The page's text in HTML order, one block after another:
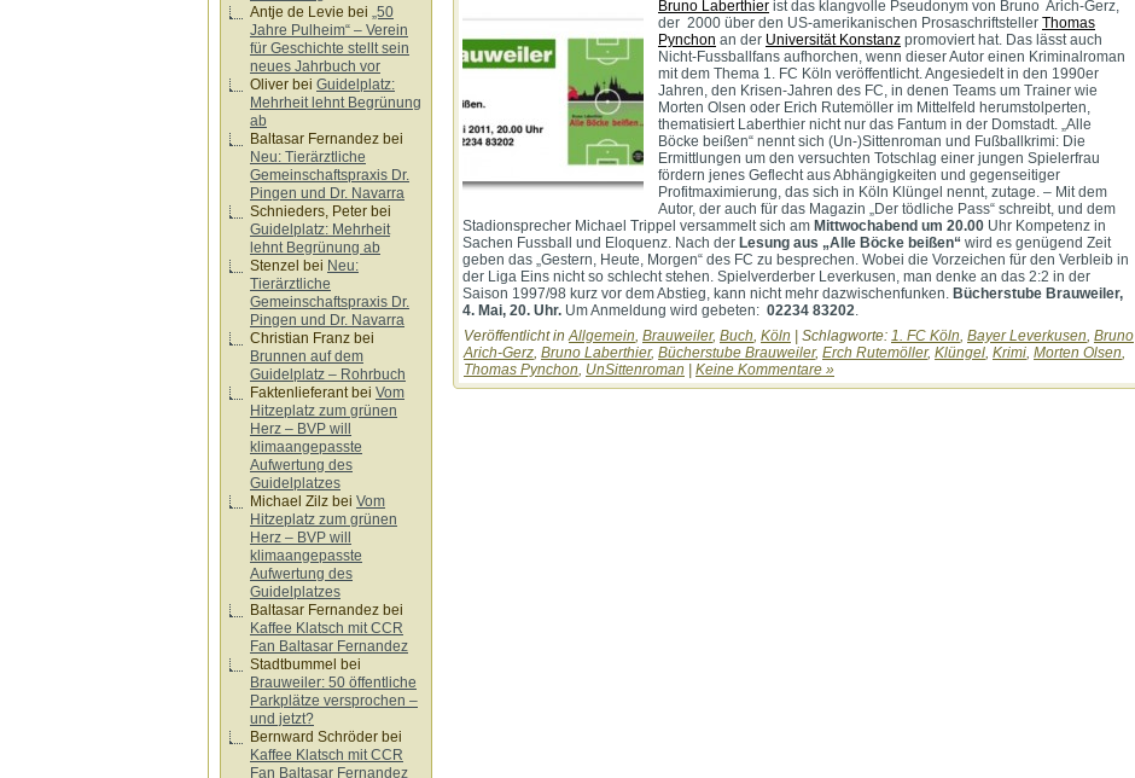
Antje de Levie bei „50
Jahre Pulheim“ – Verein
für Geschichte stellt sein
neues Jahrbuch vor
Oliver bei Guidelplatz:
Mehrheit lehnt Begrünung
ab
Baltasar Fernandez bei
Neu: Tierärztliche
Gemeinschaftspraxis Dr.
Pingen und Dr. Navarra
Schnieders, Peter bei
Guidelplatz: Mehrheit
lehnt Begrünung ab
Stenzel bei Neu:
Tierärztliche
Gemeinschaftspraxis Dr.
Pingen und Dr. Navarra
Christian Franz bei
Brunnen auf dem
Guidelplatz – Rohrbuch
Faktenlieferantbei Vom
Hitzeplatz zum grünen
Herz – BVP will
klimaangepasste
Aufwertung des
Guidelplatzes
Michael Zilz bei Vom
Hitzeplatz zum grünen
Herz – BVP will
klimaangepasste
Aufwertung des
Guidelplatzes
Baltasar Fernandez bei
Kaffee Klatsch mit CCR
Fan Baltasar Fernandez
Stadtbummel bei
Brauweiler: 50 öffentliche
Parkplätze versprochen –
und jetzt?
Bernward Schröder bei
Kaffee Klatsch mit CCR
Fan Baltasar Fernandez
Bruno Laberthier ist das klangvolle Pseudonym von Bruno Arich-Gerz,
der 2000 über den US-amerikanischen Prosaschriftsteller Thomas
Pynchon an der Universität Konstanz promoviert hat. Das lässt auch
Nicht-Fussballfans aufhorchen, wenn dieser Autor einen Kriminalroman
mit dem Thema 1. FC Köln veröffentlicht. Angesiedelt in den 1990er
Jahren, den Krisen-Jahren des FC, in denen Teams um Trainer wie
Morten Olsen oder Erich Rutemöller im Mittelfeld herumstolperten,
thematisiert Laberthier nicht nur das Fantum in der Domstadt. „Alle
Böcke beißen“ nennt sich (Un-)Sittenroman und Fußballkrimi: Die
Ermittlungen um den versuchten Totschlag einer jungen Spielerfrau
fördern jenes Geflecht aus Abhängigkeiten und gegenseitiger
Profitmaximierung, das sich in Köln Klüngel nennt, zutage. – Mit dem
Autor, der auch für das Magazin „Der tödliche Pass“ schreibt, und dem
Stadionsprecher Michael Trippel versammelt sich am Mittwochabend um 20.00 Uhr Kompetenz in
Sachen Fussball und Eloquenz. Nach der Lesung aus „Alle Böcke beißen“ wird es genügend Zeit
geben das „Gestern, Heute, Morgen“ des FC zu besprechen. Wobei die Vorzeichen für den Verbleib in
der Liga Eins nicht so schlecht stehen. Spielverderber Leverkusen, man denke an das 2:2 in der
Saison 1997/98 kurz vor dem Abstieg, kann nicht mehr dazwischenfunken. Bücherstube Brauweiler,
4. Mai, 20. Uhr. Um Anmeldung wird gebeten: 02234 83202.
Veröffentlicht inAllgemein, Brauweiler, Buch, Köln | Schlagworte: 1. FC Köln, Bayer Leverkusen, Bruno
Arich-Gerz, Bruno Laberthier, Bücherstube Brauweiler, Erch Rutemöller, Klüngel, Krimi, Morten Olsen,
Thomas Pynchon, UnSittenroman Keine Kommentare »